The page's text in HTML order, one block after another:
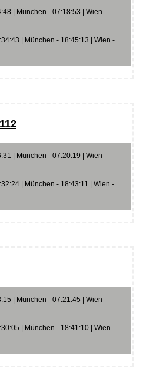
| München - 07:18:53 | Wien -
| München - 18:45:13 | Wien -
| München - 07:20:19 | Wien -
| München - 18:43:11 | Wien -
| München - 07:21:45 | Wien -
| München - 18:41:10 | Wien -